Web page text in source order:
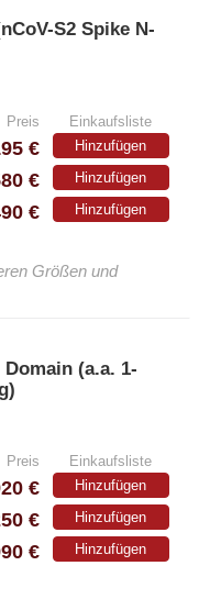
S2 Spike N-
Preis Einkaufsliste
€ Hinzufügen
€ Hinzufügen
€ Hinzufügen
Größen und
(a.a. 1-
Preis Einkaufsliste
€ Hinzufügen
€ Hinzufügen
€ Hinzufügen